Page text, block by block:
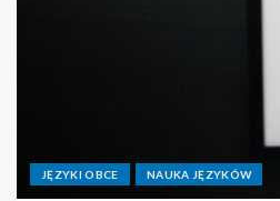
JĘZYKI OBCE NAUKA JĘZYKÓW